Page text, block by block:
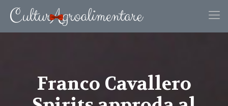
Franco Cavallero